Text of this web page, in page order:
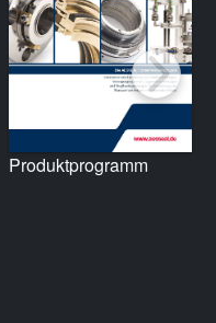
Produktprogramm